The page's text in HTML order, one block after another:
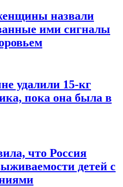
назвали
ими сигналы
удалили 15-кг
пока она была в
что Россия
детей с